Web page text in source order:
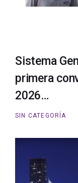
Sistema
primera
2026…
SIN CATEGORÍA